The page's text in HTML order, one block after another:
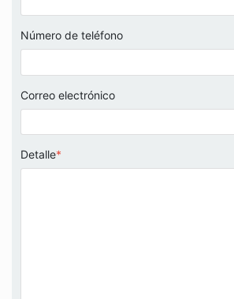
Número de teléfono
Correo electrónico
Detalle*